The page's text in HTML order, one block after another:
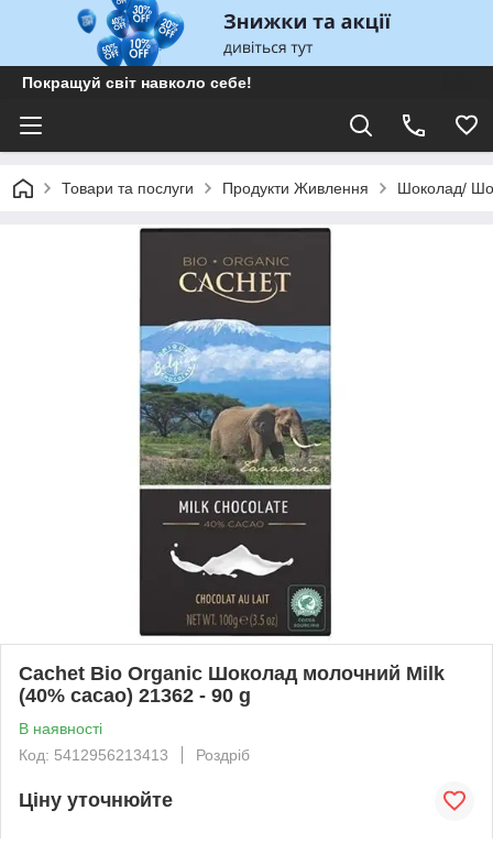
Покращуй світ навколо себе!
Товари та послуги Продукти Живлення Шоколад/
Cachet Bio Organic Шоколад молочний Milk
(40% cacao) 21362 - 90 g
В наявності
Код: 5412956213413
Роздріб
Ціну уточнюйте